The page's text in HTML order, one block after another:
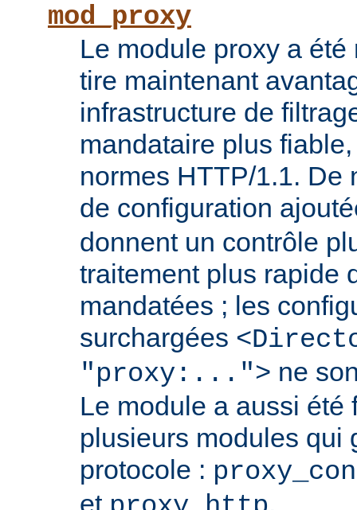
mod_proxy
Le module proxy a été
tire maintenant
infrastructure de
mandataire plus
normes HTTP/1.1. De
de configuration
donnent un contrôle
traitement plus rapide
mandatées ; les
surchargées
"proxy:..."> ne
Le module a aussi été
plusieurs modules qui
protocole :
et
.